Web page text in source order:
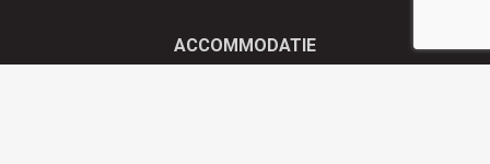
ACCOMMODATIE